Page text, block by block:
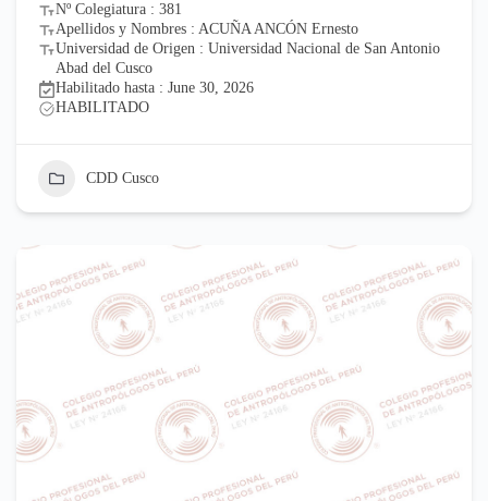
Nº Colegiatura : 381
Apellidos y Nombres : ACUÑA ANCÓN Ernesto
Universidad de Origen : Universidad Nacional de San Antonio
Abad del Cusco
Habilitado hasta : June 30, 2026
HABILITADO
CDD Cusco